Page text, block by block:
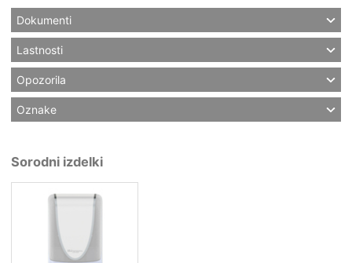
Dokumenti
Lastnosti
Opozorila
Oznake
Sorodni izdelki